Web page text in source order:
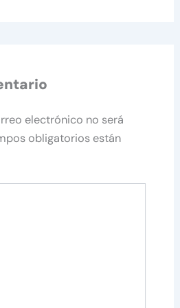
electrónico no será
obligatorios están